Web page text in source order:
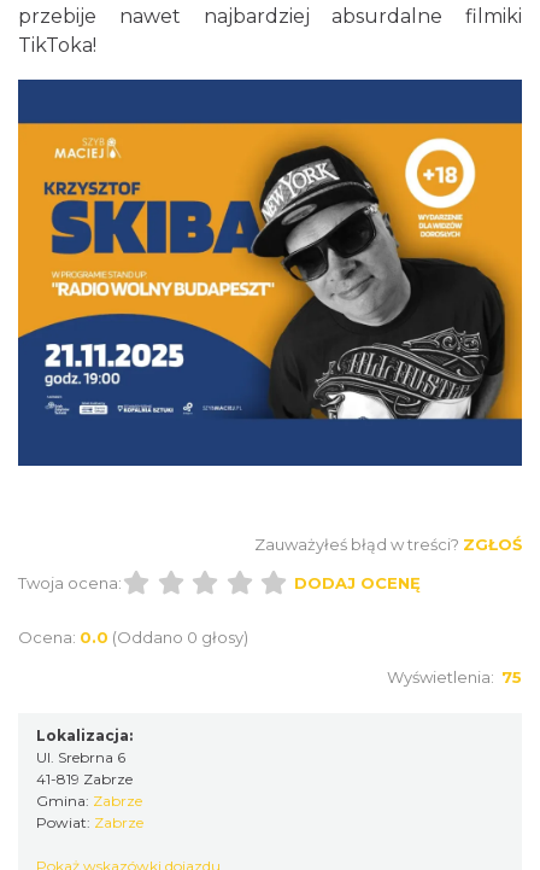
Silesia Marathon 2026
Chorzów
2026-10-04
15.07 km
Fajer Festiwal 2026
Chorzów
2026-08-28
15.07 km
CO, GDZIE, KIEDY W KATOWICACH 3-
Katowice
przebije nawet najbardziej absurdalne filmiki
TikToka!
Zauważyłeś błąd w treści? ZGŁOŚ
Twoja ocena:
DODAJ OCENĘ
Ocena: 0.0 (Oddano 0 głosy)
Wyświetlenia: 75
Lokalizacja:
Ul. Srebrna 6
41-819 Zabrze
Gmina: Zabrze
Powiat: Zabrze
Pokaż wskazówki dojazdu